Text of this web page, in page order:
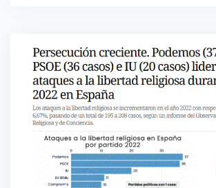
ok p
p